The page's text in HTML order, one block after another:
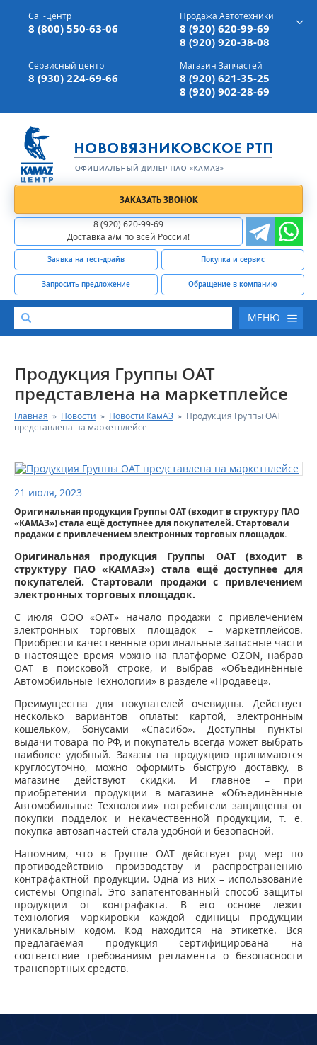
г. Вязники,ул. Механизаторов, д 90
Доставка а/м,по всей России
Call-центр
8 (800) 550-63-06
Продажа Автотехники
8 (920) 620-99-69
8 (920) 920-38-08
Сервисный центр
8 (930) 224-69-66
Магазин Запчастей
8 (920) 621-35-25
8 (920) 902-28-69
ЗАКАЗАТЬ ЗВОНОК
8 (920) 620-99-69
Доставка а/м по всей России!
Заявка на тест-драйв Покупка и сервис
Запросить предложение Обращение в компанию
МЕНЮ
КАТАЛОГ АВТОТЕХНИКИ
ЗАПАСНЫЕ ЧАСТИ
РЕМОНТ ДВИГАТЕЛЕЙ КАМАЗ
ФОТОГАЛЕРЕЯ
КОНТАКТНАЯ ИНФОРМАЦИЯ
Продукция Группы ОАТ
представлена на маркетплейсе
Главная » Новости » Новости КамАЗ » Продукция Группы ОАТ
представлена на маркетплейсе
21 июля, 2023
Оригинальная продукция Группы ОАТ (входит в структуру ПАО
«КАМАЗ») стала ещё доступнее для покупателей. Стартовали
продажи с привлечением электронных торговых площадок.
Оригинальная продукция Группы ОАТ (входит в
структуру ПАО «КАМАЗ») стала ещё доступнее для
покупателей. Стартовали продажи с привлечением
электронных торговых площадок.
С июля ООО «ОАТ» начало продажи с привлечением
электронных торговых площадок – маркетплейсов.
Приобрести качественные оригинальные запасные части
в настоящее время можно на платформе OZON, набрав
ОАТ в поисковой строке, и выбрав «Объединённые
Автомобильные Технологии» в разделе «Продавец».
Преимущества для покупателей очевидны. Действует
несколько вариантов оплаты: картой, электронным
кошельком, бонусами «Спасибо». Доступны пункты
выдачи товара по РФ, и покупатель всегда может выбрать
наиболее удобный. Заказы на продукцию принимаются
круглосуточно, можно оформить быструю доставку, в
магазине действуют скидки. И главное – при
приобретении продукции в магазине «Объединённые
Автомобильные Технологии» потребители защищены от
покупки подделок и некачественной продукции, т. е.
покупка автозапчастей стала удобной и безопасной.
Напомним, что в Группе ОАТ действует ряд мер по
противодействию производству и распространению
контрафактной продукции. Одна из них – использование
системы Original. Это запатентованный способ защиты
продукции от контрафакта. В его основе лежит
технология маркировки каждой единицы продукции
уникальным кодом. Код находится на этикетке. Вся
предлагаемая продукция сертифицирована на
соответствие требованиям регламента о безопасности
транспортных средств.